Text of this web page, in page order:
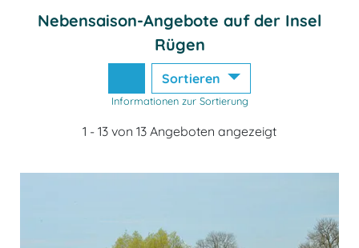
Nebensaison-Angebote auf der Insel
Rügen
Sortieren
Informationen zur Sortierung
1 - 13 von 13 Angeboten angezeigt